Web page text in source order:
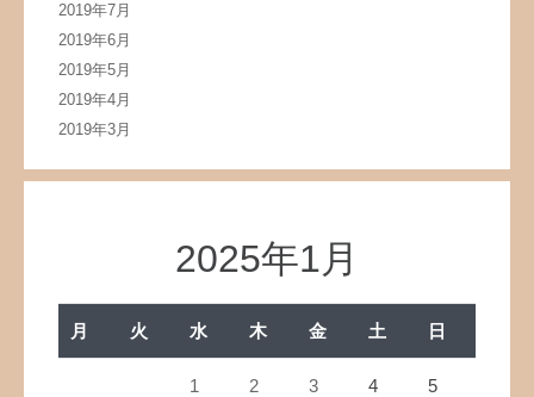
2019年7月
2019年6月
2019年5月
2019年4月
2019年3月
2025年1月
月 火 水 木 金 土 日
1 2 3 4 5